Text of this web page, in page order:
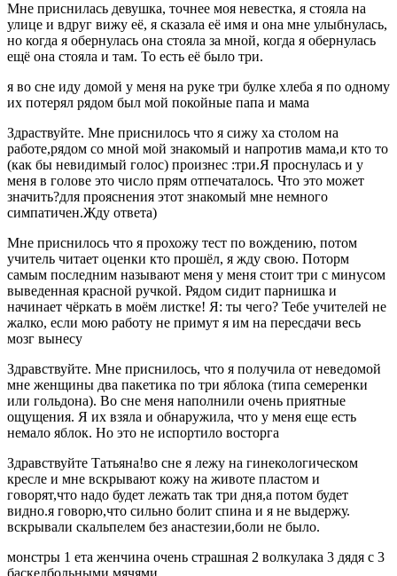
Мне приснилась девушка, точнее моя невестка, я стояла на
улице и вдруг вижу её, я сказала её имя и она мне улыбнулась,
но когда я обернулась она стояла за мной, когда я обернулась
ещё она стояла и там. То есть её было три.
я во сне иду домой у меня на руке три булке хлеба я по одному
их потерял рядом был мой покойные папа и мама
Здраствуйте. Мне приснилось что я сижу ха столом на
работе,рядом со мной мой знакомый и напротив мама,и кто то
(как бы невидимый голос) произнес :три.Я проснулась и у
меня в голове это число прям отпечаталось. Что это может
значить?для прояснения этот знакомый мне немного
симпатичен.Жду ответа)
Мне приснилось что я прохожу тест по вождению, потом
учитель читает оценки кто прошёл, я жду свою. Поторм
самым последним называют меня у меня стоит три с минусом
выведенная красной ручкой. Рядом сидит парнишка и
начинает чёркать в моём листке! Я: ты чего? Тебе учителей не
жалко, если мою работу не примут я им на пересдачи весь
мозг вынесу
Здравствуйте. Мне приснилось, что я получила от неведомой
мне женщины два пакетика по три яблока (типа семеренки
или гольдона). Во сне меня наполнили очень приятные
ощущения. Я их взяла и обнаружила, что у меня еще есть
немало яблок. Но это не испортило восторга
Здравствуйте Татьяна!во сне я лежу на гинекологическом
кресле и мне вскрывают кожу на животе пластом и
говорят,что надо будет лежать так три дня,а потом будет
видно.я говорю,что сильно болит спина и я не выдержу.
вскрывали скальпелем без анастезии,боли не было.
монстры 1 ета женчина очень страшная 2 волкулака 3 дядя с 3